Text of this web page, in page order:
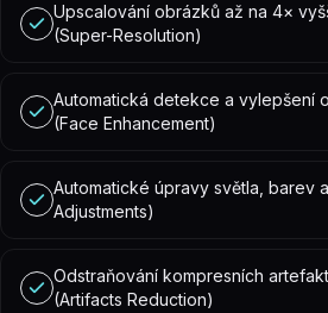
Upscalování obrázků až na 4×
(Super-Resolution)
Automatická detekce a vylepšení
(Face Enhancement)
Automatické úpravy světla, barev
Adjustments)
Odstraňování kompresních
(Artifacts Reduction)